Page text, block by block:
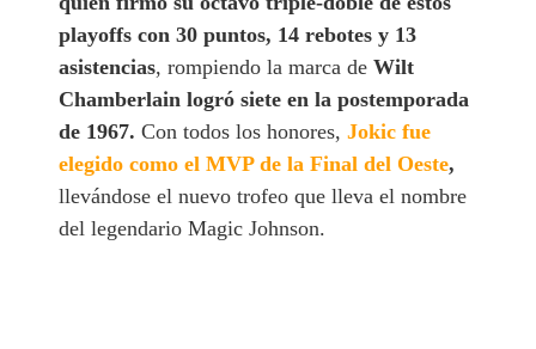
playoffs con 30 puntos, 14 rebotes y 13
asistencias, rompiendo la marca deWilt
Chamberlain logró siete en la postemporada
de 1967. Con todos los honores,Jokic fue
elegido como el MVP de la Final del Oeste,
llevándose el nuevo trofeo que lleva el nombre
del legendario Magic Johnson.